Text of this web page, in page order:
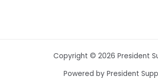
Copyright © 2026 President
Powered by President